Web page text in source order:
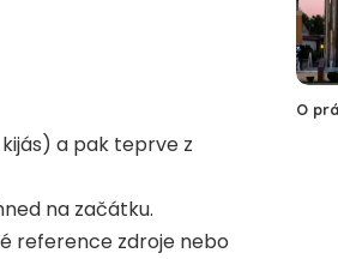
kijás) a pak teprve z
na začátku.
reference zdroje nebo
O